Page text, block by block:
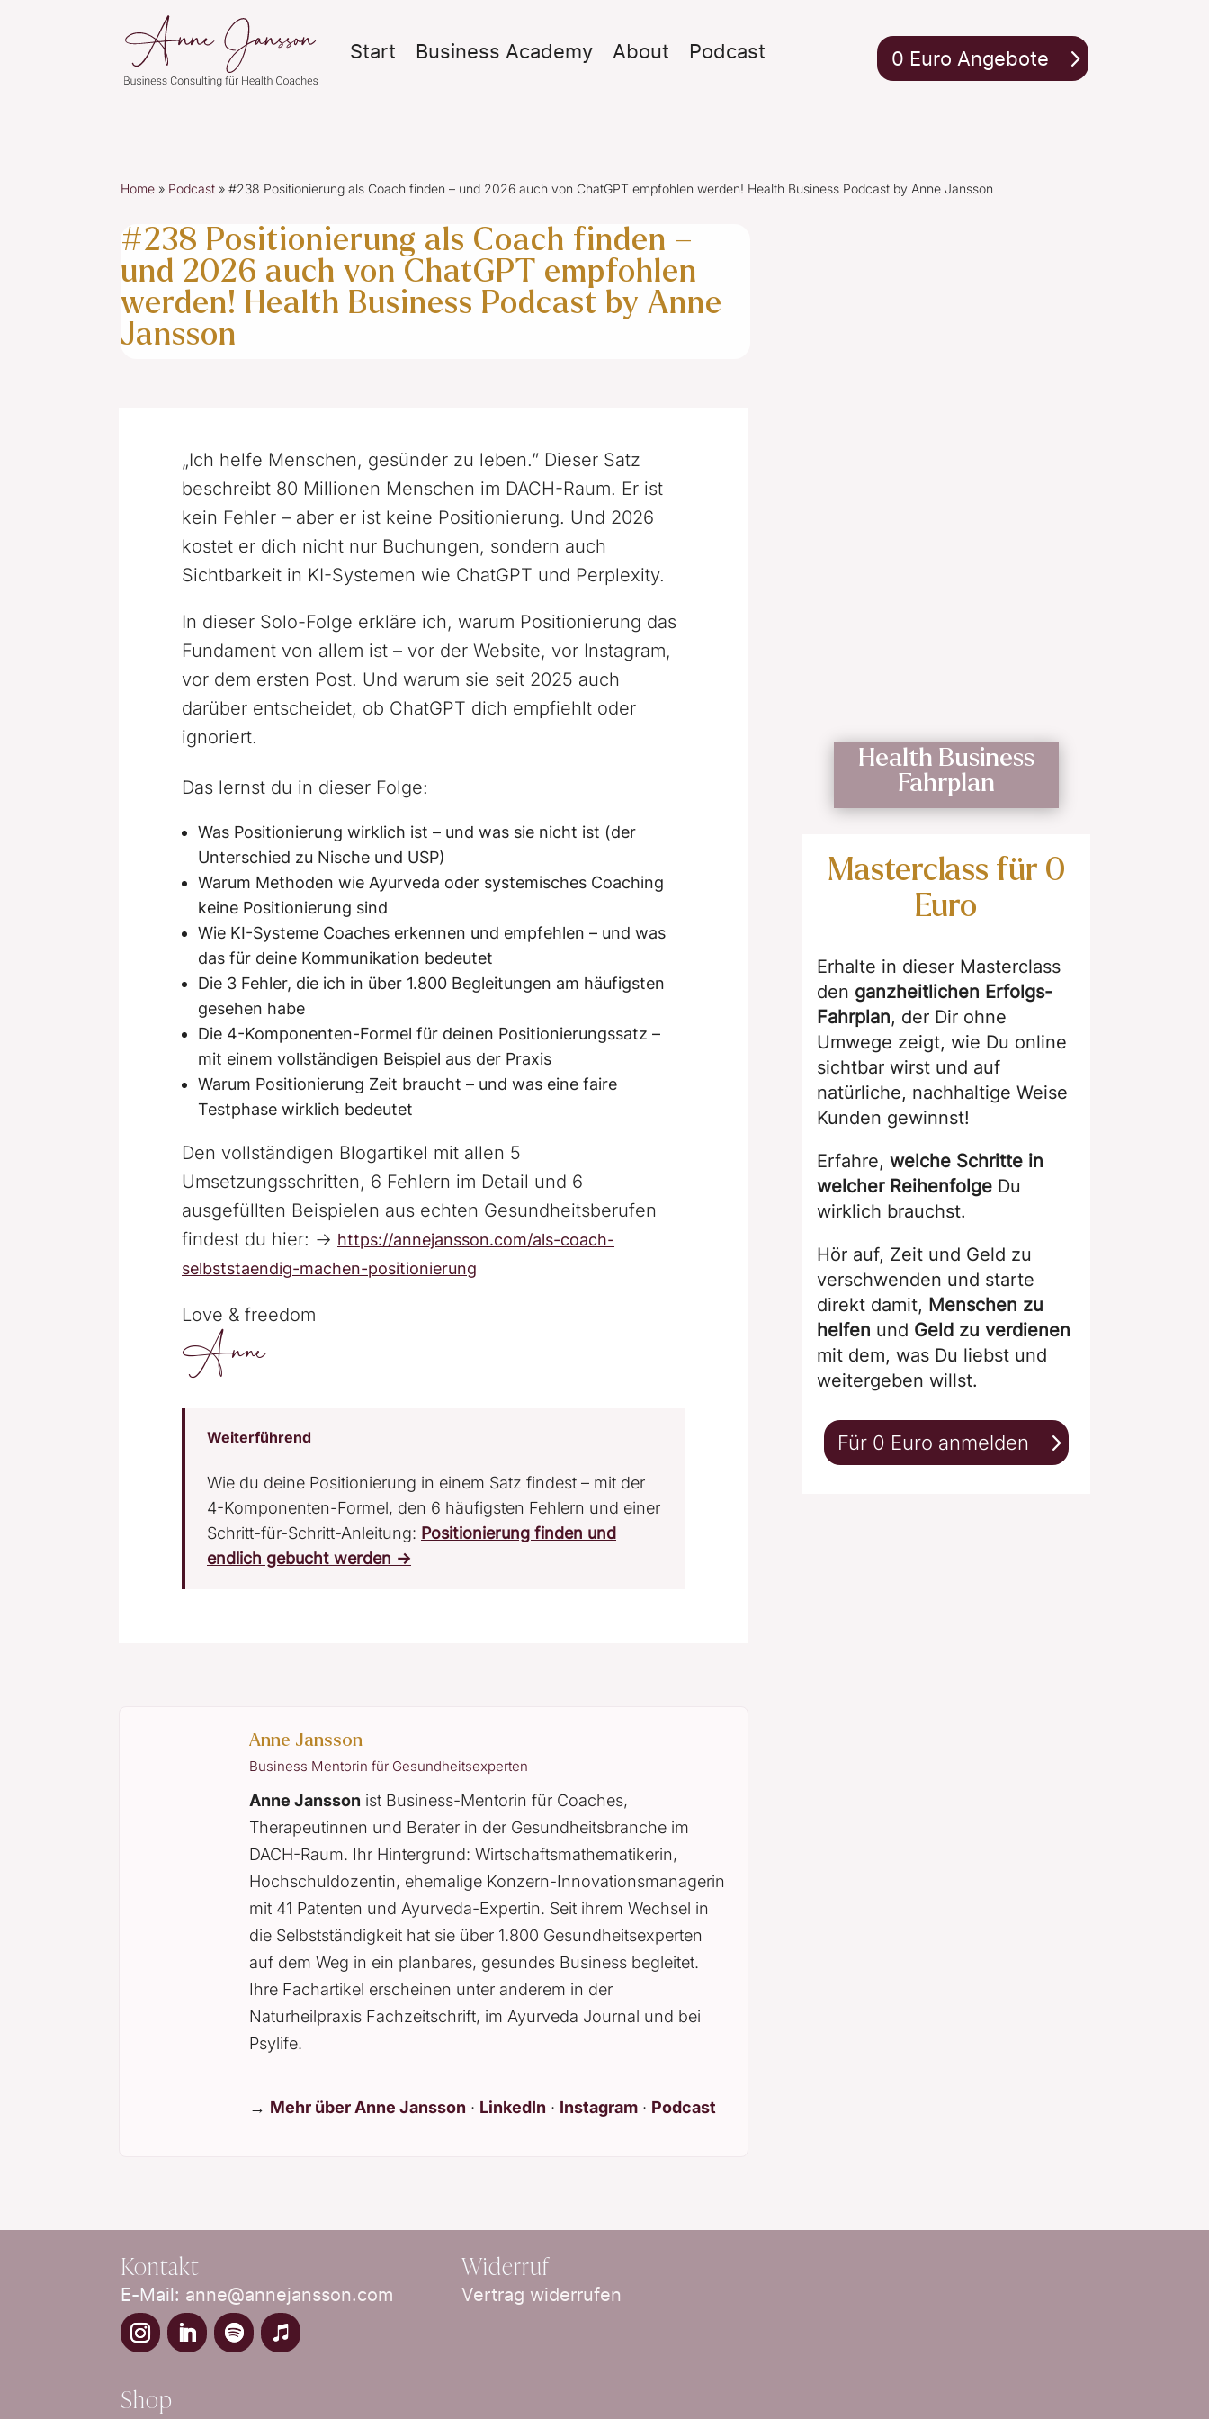
Start Business Academy About Podcast 0 Euro Angebote
Home » Podcast »#238 Positionierung als Coach finden – und 2026 auch von ChatGPT empfohlen werden! Health Business Podcast by Anne Jansson
#238 Positionierung als Coach finden –
und 2026 auch von ChatGPT empfohlen
werden! Health Business Podcast by Anne
Jansson
„Ich helfe Menschen, gesünder zu leben.” Dieser Satz
beschreibt 80 Millionen Menschen im DACH-Raum. Er ist
kein Fehler – aber er ist keine Positionierung. Und 2026
kostet er dich nicht nur Buchungen, sondern auch
Sichtbarkeit in KI-Systemen wie ChatGPT und Perplexity.
In dieser Solo-Folge erkläre ich, warum Positionierung das
Fundament von allem ist – vor der Website, vor Instagram,
vor dem ersten Post. Und warum sie seit 2025 auch
darüber entscheidet, ob ChatGPT dich empfiehlt oder
ignoriert.
Das lernst du in dieser Folge:
Was Positionierung wirklich ist – und was sie nicht ist (der
Unterschied zu Nische und USP)
Warum Methoden wie Ayurveda oder systemisches Coaching
keine Positionierung sind
Wie KI-Systeme Coaches erkennen und empfehlen – und was
das für deine Kommunikation bedeutet
Die 3 Fehler, die ich in über 1.800 Begleitungen am häufigsten
gesehen habe
Die 4-Komponenten-Formel für deinen Positionierungssatz –
mit einem vollständigen Beispiel aus der Praxis
Warum Positionierung Zeit braucht – und was eine faire
Testphase wirklich bedeutet
Den vollständigen Blogartikel mit allen 5
Umsetzungsschritten, 6 Fehlern im Detail und 6
ausgefüllten Beispielen aus echten Gesundheitsberufen
findest du hier: → https://annejansson.com/als-coach-
selbststaendig-machen-positionierung
Love & freedom
Anne
Weiterführend
Wie du deine Positionierung in einem Satz findest – mit der
4-Komponenten-Formel, den 6 häufigsten Fehlern und einer
Schritt-für-Schritt-Anleitung: Positionierung finden und
endlich gebucht werden →
Anne Jansson
Business Mentorin für Gesundheitsexperten
Anne Jansson ist Business-Mentorin für Coaches,
Therapeutinnen und Berater in der Gesundheitsbranche im
DACH-Raum. Ihr Hintergrund: Wirtschaftsmathematikerin,
Hochschuldozentin, ehemalige Konzern-Innovationsmanagerin
mit 41 Patenten und Ayurveda-Expertin. Seit ihrem Wechsel in
die Selbstständigkeit hat sie über 1.800 Gesundheitsexperten
auf dem Weg in ein planbares, gesundes Business begleitet.
Ihre Fachartikel erscheinen unter anderem in der
Naturheilpraxis Fachzeitschrift, im Ayurveda Journal und bei
Psylife.
→ Mehr über Anne Jansson · LinkedIn · Instagram · Podcast
Health Business
Fahrplan
Masterclass für 0
Euro
Erhalte in dieser Masterclass
den ganzheitlichen Erfolgs-
Fahrplan, der Dir ohne
Umwege zeigt, wie Du online
sichtbar wirst und auf
natürliche, nachhaltige Weise
Kunden gewinnst!
Erfahre, welche Schritte in
welcher ReihenfolgeDu
wirklich brauchst.
Hör auf, Zeit und Geld zu
verschwenden und starte
direkt damit, Menschen zu
helfen und Geld zu verdienen
mit dem, was Du liebst und
weitergeben willst.
Für 0 Euro anmelden
Kontakt
E-Mail: anne@annejansson.com
Shop
Widerruf
Vertrag widerrufen